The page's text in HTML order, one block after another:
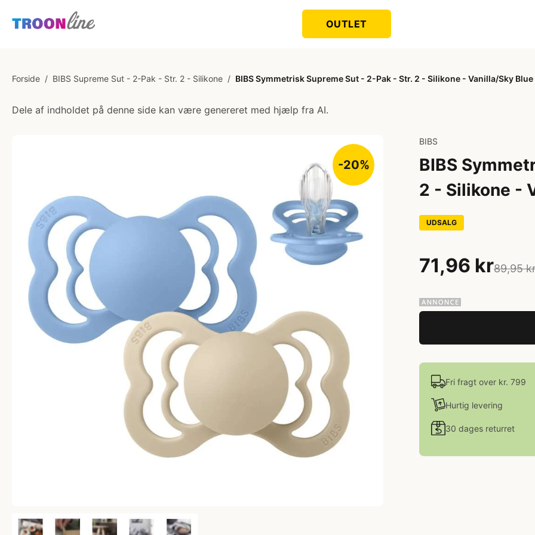
OUTLET
Forside / BIBS Supreme Sut - 2-Pak - Str. 2 - Silikone / BIBS Symmetrisk Supreme Sut - 2-Pak - Str. 2 - Silikone - Vanilla/Sky Blue
Dele af indholdet på denne side kan være genereret med hjælp fra AI.
-20%
BIBS
BIBS
2 - Silikone -
UDSALG
71,96 kr89,95
Fri fragt over kr. 799
Hurtig levering
30 dages returret